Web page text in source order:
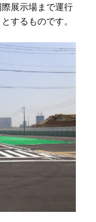
展示場まで運行
するものです。